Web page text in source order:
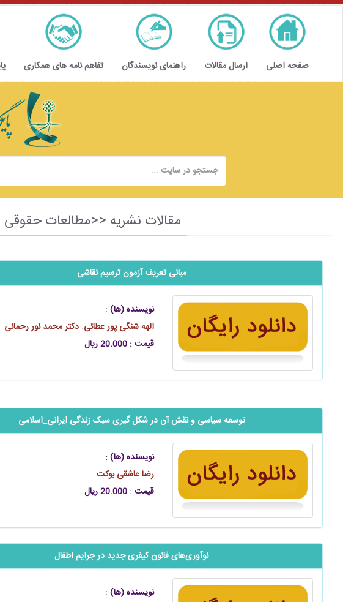
صفحه اصلی ارسال مقالات راهنمای نویسندگان تفاهم نامه های همکاری
مقالات نشریه <<مطالعات حقوقی (دوره
مبانی تعریف آزمون ترسیم نقاشی
نویسنده (ها) :
الهه شنگی پور عطائی. دکتر محمد نور رحمانی
قیمت : 20.000 ریال
توسعه سیاسی و نقش آن در شکل گیری سبک زندگی ایرانی_اسلامی
نویسنده (ها) :
رضا عاشقی بوکت
قیمت : 20.000 ریال
نوآوری‌های قانون کیفری جدید در جرایم اطفال
نویسنده (ها) :